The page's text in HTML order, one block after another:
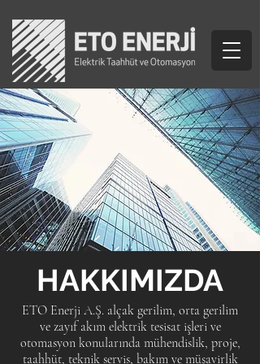
HAKKIMIZDA
ETO Enerji A.Ş. alçak gerilim, orta gerilim
ve zayıf akım elektrik tesisat işleri ve
otomasyon konularında mühendislik, proje,
taahhüt, teknik servis, bakım ve müşavirlik